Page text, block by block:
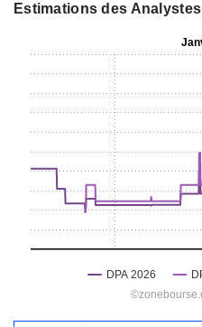
Estimations des Analystes